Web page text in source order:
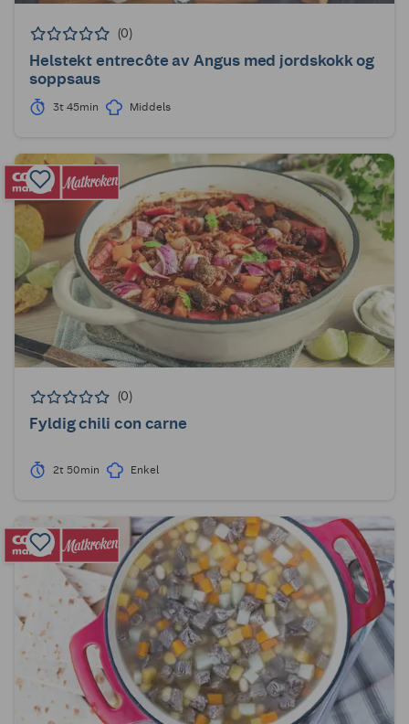
(0)
Helstekt entrecôte av Angus med jordskokk og
soppsaus
3t 45min Middels
(0)
Fyldig chili con carne
2t 50min Enkel